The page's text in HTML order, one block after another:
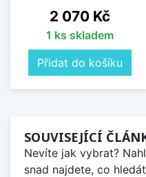
Cena
2 070 Kč
1 ks skladem
Přidat do košíku
SOUVISEJÍCÍ
Nevíte jak vybrat?
snad najdete, co